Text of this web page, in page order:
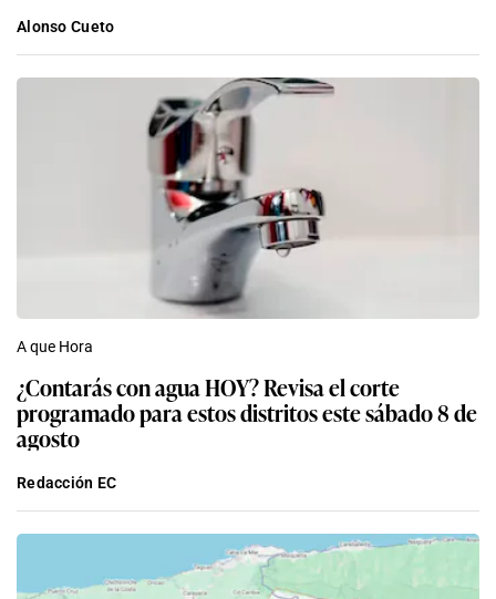
Alonso Cueto
A que Hora
¿Contarás con agua HOY? Revisa el corte
programado para estos distritos este sábado 8 de
agosto
Redacción EC